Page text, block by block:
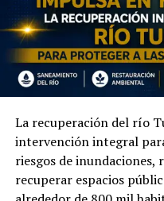
La recuperación del río
intervención integral
riesgos de inundaciones,
recuperar espacios